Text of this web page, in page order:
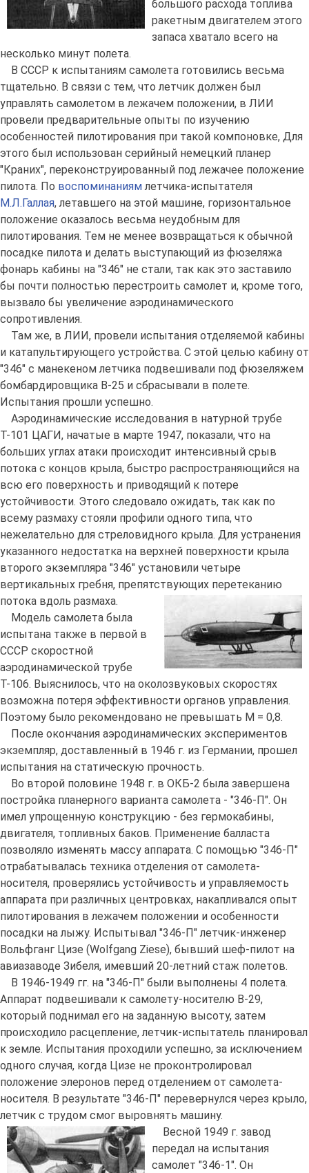
большого расхода топлива
ракетным двигателем этого
запаса хватало всего на
несколько минут полета.
В СССР к испытаниям самолета готовились весьма
тщательно. В связи с тем, что летчик должен был
управлять самолетом в лежачем положении, в ЛИИ
провели предварительные опыты по изучению
особенностей пилотирования при такой компоновке, Для
этого был использован серийный немецкий планер
"Краних", переконструированный под лежачее положение
пилота. По воспоминаниямлетчика-испытателя
М.Л.Галлая, летавшего на этой машине, горизонтальное
положение оказалось весьма неудобным для
пилотирования. Тем не менее возвращаться к обычной
посадке пилота и делать выступающий из фюзеляжа
фонарь кабины на "346" не стали, так как это заставило
бы почти полностью перестроить самолет и, кроме того,
вызвало бы увеличение аэродинамического
сопротивления.
Там же, в ЛИИ, провели испытания отделяемой кабины
и катапультирующего устройства. С этой целью кабину от
"346" с манекеном летчика подвешивали под фюзеляжем
бомбардировщика B-25 и сбрасывали в полете.
Испытания прошли успешно.
Аэродинамические исследования в натурной трубе
Т-101 ЦАГИ, начатые в марте 1947, показали, что на
больших углах атаки происходит интенсивный срыв
потока с концов крыла, быстро распространяющийся на
всю его поверхность и приводящий к потере
устойчивости. Этого следовало ожидать, так как по
всему размаху стояли профили одного типа, что
нежелательно для стреловидного крыла. Для устранения
указанного недостатка на верхней поверхности крыла
второго экземпляра "346" установили четыре
вертикальных гребня, препятствующих перетеканию
потока вдоль размаха.
Модель самолета была
испытана также в первой в
СССР скоростной
аэродинамической трубе
Т-106. Выяснилось, что на околозвуковых скоростях
возможна потеря эффективности органов управления.
Поэтому было рекомендовано не превышать М = 0,8.
После окончания аэродинамических экспериментов
экземпляр, доставленный в 1946 г. из Германии, прошел
испытания на статическую прочность.
Во второй половине 1948 г. в ОКБ-2 была завершена
постройка планерного варианта самолета - "346-П". Он
имел упрощенную конструкцию - без гермокабины,
двигателя, топливных баков. Применение балласта
позволяло изменять массу аппарата. С помощью "346-П"
отрабатывалась техника отделения от самолета-
носителя, проверялись устойчивость и управляемость
аппарата при различных центровках, накапливался опыт
пилотирования в лежачем положении и особенности
посадки на лыжу. Испытывал "346-П" летчик-инженер
Вольфганг Цизе (Wolfgang Ziese), бывший шеф-пилот на
авиазаводе Зибеля, имевший 20-летний стаж полетов.
В 1946-1949 гг. на "346-П" были выполнены 4 полета.
Аппарат подвешивали к самолету-носителю В-29,
который поднимал его на заданную высоту, затем
происходило расцепление, летчик-испытатель планировал
к земле. Испытания проходили успешно, за исключением
одного случая, когда Цизе не проконтролировал
положение элеронов перед отделением от самолета-
носителя. В результате "346-П" перевернулся через крыло,
летчик с трудом смог выровнять машину.
Весной 1949 г. завод
передал на испытания
самолет "346-1". Он